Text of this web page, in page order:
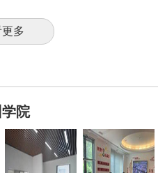
多
院